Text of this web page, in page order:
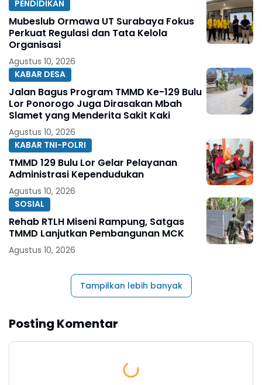
PENDIDIKAN
Mubeslub Ormawa UT Surabaya Fokus
Perkuat Regulasi dan Tata Kelola
Organisasi
Agustus 10, 2026
KABAR DESA
Jalan Bagus Program TMMD Ke-129 Bulu
Lor Ponorogo Juga Dirasakan Mbah
Slamet yang Menderita Sakit Kaki
Agustus 10, 2026
KABAR TNI-POLRI
TMMD 129 Bulu Lor Gelar Pelayanan
Administrasi Kependudukan
Agustus 10, 2026
SOSIAL
Rehab RTLH Miseni Rampung, Satgas
TMMD Lanjutkan Pembangunan MCK
Agustus 10, 2026
Tampilkan lebih banyak
Posting Komentar